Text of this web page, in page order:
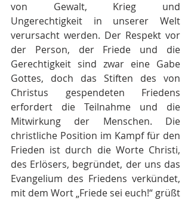
von Gewalt, Krieg und
Ungerechtigkeit in unserer Welt
verursacht werden. Der Respekt vor
der Person, der Friede und die
Gerechtigkeit sind zwar eine Gabe
Gottes, doch das Stiften des von
Christus gespendeten Friedens
erfordert die Teilnahme und die
Mitwirkung der Menschen. Die
christliche Position im Kampf für den
Frieden ist durch die Worte Christi,
des Erlösers, begründet, der uns das
Evangelium des Friedens verkündet,
mit dem Wort „Friede sei euch!“ grüßt